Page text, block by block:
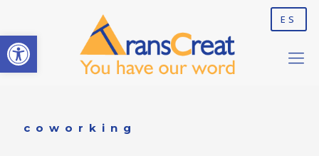
Abrir barra de herramientas
coworking
ES